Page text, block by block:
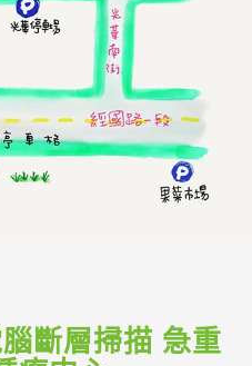
斷層掃描 急重